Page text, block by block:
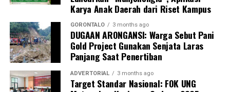
“Penegakan hukum diperlukan agar APBD tidak terus
diperlakukan sebagai ruang kompromi kepentingan
elit,” tegas Agung. Menurutnya, DPRD seharusnya
menjadi contoh kepatuhan terhadap anggaran publik,
bukan justru pos paling longgar dan minim kontrol.
Karya Anak Daerah dari Riset Kampus
GORONTALO 3 months ago
DUGAAN ARONGANSI: Warga Sebut Pani
Gold Project Gunakan Senjata Laras
Panjang Saat Penertiban
ADVERTORIAL 3 months ago
Target Standar Nasional: FOK UNG